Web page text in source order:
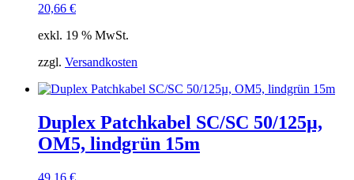
20,66 €
exkl. 19 % MwSt.
zzgl. Versandkosten
Duplex Patchkabel SC/SC 50/125µ,
OM5, lindgrün 15m
49,16 €